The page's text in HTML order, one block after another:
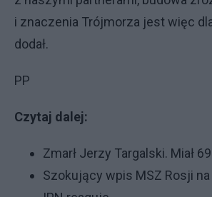
i znaczenia Trójmorza jest więc
dodał.
PP
Czytaj dalej:
Zmarł Jerzy Targalski. Miał
Szokujący wpis MSZ Rosji